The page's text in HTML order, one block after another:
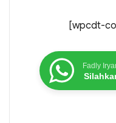
[wpcdt-
Fadly